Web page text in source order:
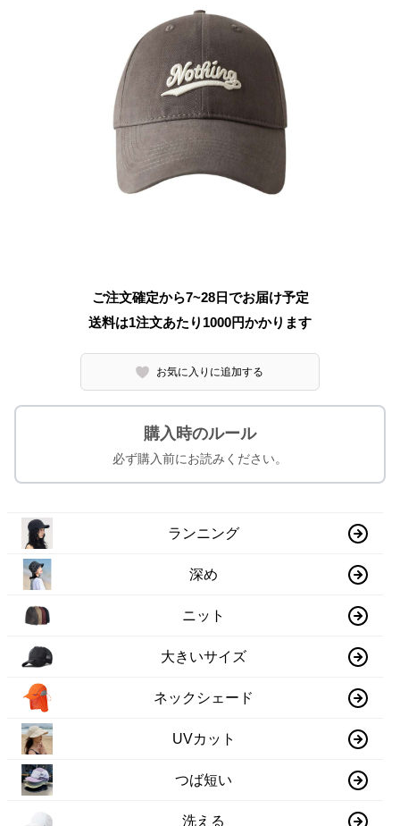
ご注文確定から7~28日でお届け予定
送料は1注文あたり 1000円かかります
お気に入りに追加する
購入時のルール
必ず購入前にお読みください。
ランニング
深め
ニット
大きいサイズ
ネックシェード
UVカット
つば短い
洗える